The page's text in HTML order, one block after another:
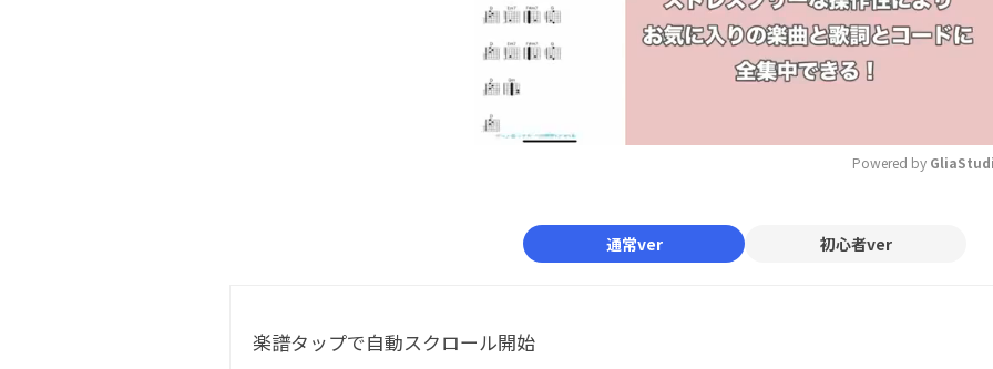
Powered by
通常ver 初心者ver
楽譜タップで自動スクロール開始